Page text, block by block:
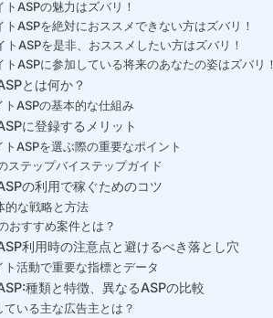
トASPの魅力はズバリ！
トASPを絶対におススメできない方はズバリ！
トASPを是非、おススメしたい方はズバリ！
トASPに参加している将来のあなたの姿はズバリ
とは何か？
トASPの基本的な仕組み
に登録するメリット
トASPを選ぶ際の重要なポイント
ステップバイステップガイド
の利用で稼ぐためのコツ
的な戦略と方法
おすすめ案件とは？
利用時の注意点と避けるべき落とし穴
ト活動で重要な指標とデータ
種類と特徴、異なるASPの比較
ている主な広告主とは？